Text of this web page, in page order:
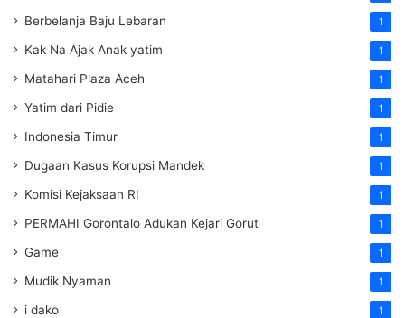
Berbelanja Baju Lebaran 1
Kak Na Ajak Anak yatim 1
Matahari Plaza Aceh 1
Yatim dari Pidie 1
Indonesia Timur 1
Dugaan Kasus Korupsi Mandek 1
Komisi Kejaksaan RI 1
PERMAHI Gorontalo Adukan Kejari Gorut 1
Game 1
Mudik Nyaman 1
i dako 1